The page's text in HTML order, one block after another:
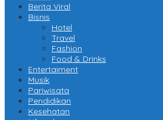
Berita Viral
Bisnis
Hotel
Travel
Fashion
Food & Drinks
Entertaiment
Musik
Pariwisata
Pendidikan
Kesehatan